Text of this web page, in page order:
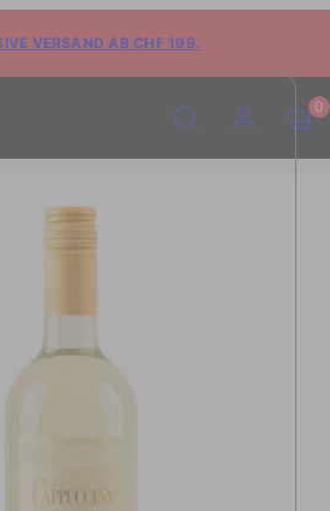
VERSAND AB CHF 199.
SUCHE KONTO
(0)
(0)
0